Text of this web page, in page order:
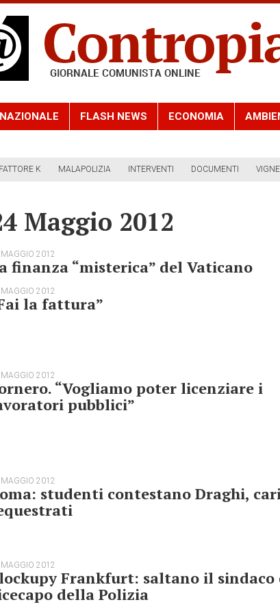
FLASH NEWS ECONOMIA
FATTORE K MALAPOLIZIA INTERVENTI DOCUMENTI
Maggio 2012
2012
finanza “misterica” del Vaticano
2012
la fattura”
2012
“Vogliamo poter licenziare i
pubblici”
2012
studenti contestano Draghi,
2012
Frankfurt: saltano il sindaco
della Polizia